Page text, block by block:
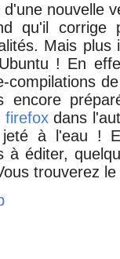
nouvelle
qu'il
Mais
! En
compilations
encore
firefoxdans
à l'eau !
à éditer,
trouverez